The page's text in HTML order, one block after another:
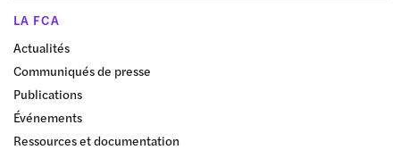
LA FCA
Actualités
Communiqués de presse
Publications
Événements
Ressources et documentation